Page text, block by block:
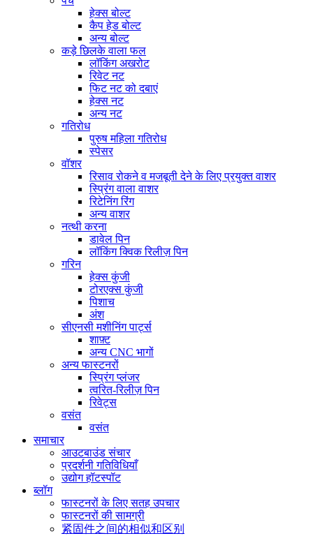
हेक्स बोल्ट
कैप हेड बोल्ट
अन्य बोल्ट
कड़े छिलके वाला फल
लॉकिंग अखरोट
रिवेट नट
फिट नट को दबाएं
हेक्स नट
अन्य नट
गतिरोध
पुरुष महिला गतिरोध
स्पेसर
वॉशर
रिसाव रोकने व मजबूती देने के लिए प्रयुक्त वाशर
स्प्रिंग वाला वाशर
रिटेनिंग रिंग
अन्य वाशर
नत्थी करना
डावेल पिन
लॉकिंग क्विक रिलीज़ पिन
गरिन
हेक्स कुंजी
टोरएक्स कुंजी
पिशाच
अंश
सीएनसी मशीनिंग पार्ट्स
शाफ़्ट
अन्य CNC भागों
अन्य फास्टनरों
स्प्रिंग प्लंजर
त्वरित-रिलीज़ पिन
रिवेट्स
वसंत
वसंत
समाचार
आउटबाउंड संचार
प्रदर्शनी गतिविधियाँ
उद्योग हॉटस्पॉट
ब्लॉग
फास्टनरों के लिए सतह उपचार
फास्टनरों की सामग्री
紧固件之间的相似和区别